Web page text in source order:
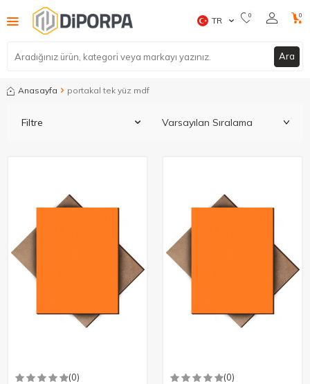
Ara
TR 0 0
Anasayfa portakal tek yüz mdf
Filtre
(0) (0)